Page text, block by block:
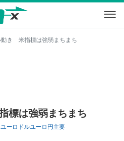
動き 米指標は強弱まちまち
標は強弱まちまち
ユーロドルユーロ円主要